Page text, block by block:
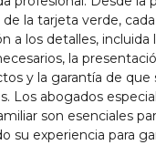
la tarjeta verde,
a los detalles, incluida
la
y la garantía de
Los abogados
son esenciales
su experiencia para